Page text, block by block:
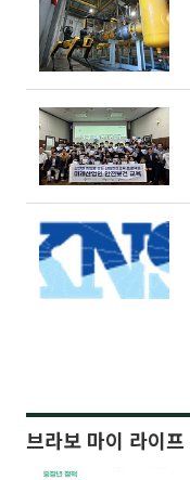
브라보 마이 라이프